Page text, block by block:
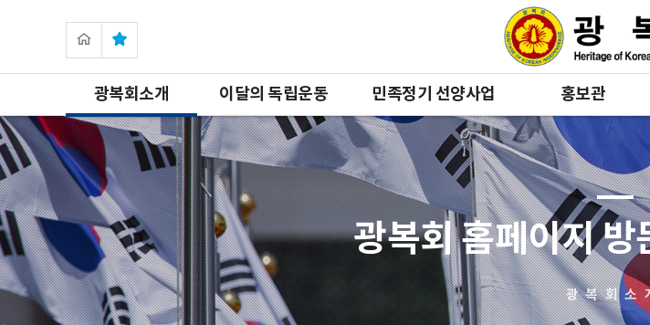
광복회소개 이달의 독립운동 민족정기 선양사업 홍보관
광복회 홈페이지
광복회소